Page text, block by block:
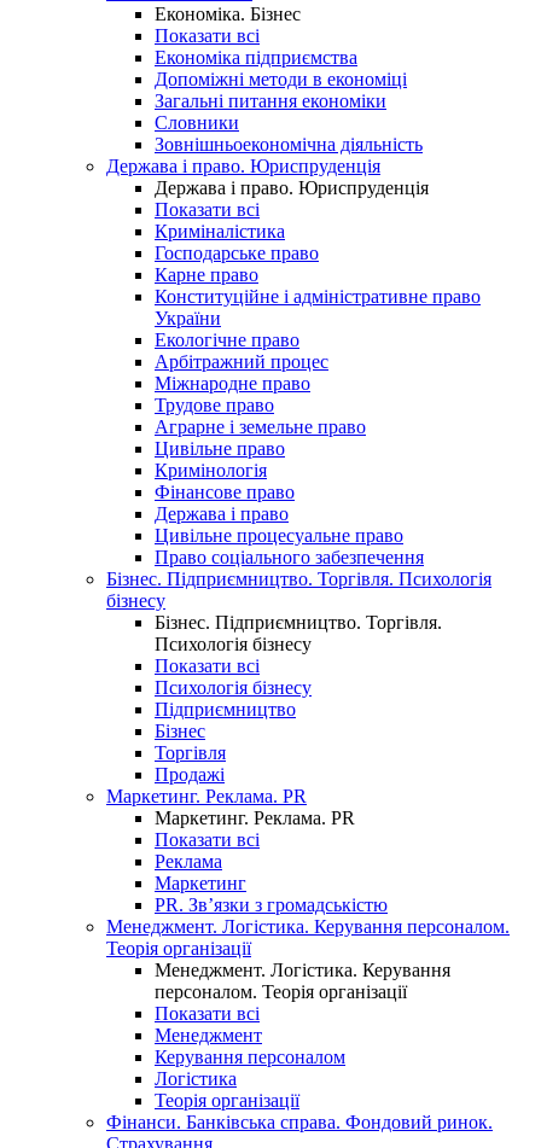
Економіка. Бізнес
Показати всі
Економіка підприємства
Допоміжні методи в економіці
Загальні питання економіки
Словники
Зовнішньоекономічна діяльність
Держава і право. Юриспруденція
Держава і право. Юриспруденція
Показати всі
Криміналістика
Господарське право
Карне право
Конституційне і адміністративне право
України
Екологічне право
Арбітражний процес
Міжнародне право
Трудове право
Аграрне і земельне право
Цивільне право
Кримінологія
Фінансове право
Держава і право
Цивільне процесуальне право
Право соціального забезпечення
Бізнес. Підприємництво. Торгівля. Психологія
бізнесу
Бізнес. Підприємництво. Торгівля.
Психологія бізнесу
Показати всі
Психологія бізнесу
Підприємництво
Бізнес
Торгівля
Продажі
Маркетинг. Реклама. PR
Маркетинг. Реклама. PR
Показати всі
Реклама
Маркетинг
PR. Зв’язки з громадськістю
Менеджмент. Логістика. Керування персоналом.
Теорія організації
Менеджмент. Логістика. Керування
персоналом. Теорія організації
Показати всі
Менеджмент
Керування персоналом
Логістика
Теорія організації
Фінанси. Банківська справа. Фондовий ринок.
Страхування